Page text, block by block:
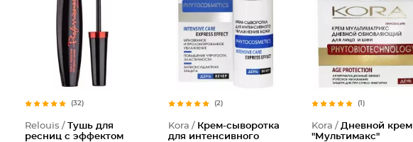
(32)
Relouis / Тушь для
ресниц с эффектом
(2)
Kora / Крем-сыворотка
для интенсивного
(1)
Kora / Дневной крем
"Мультимакс"